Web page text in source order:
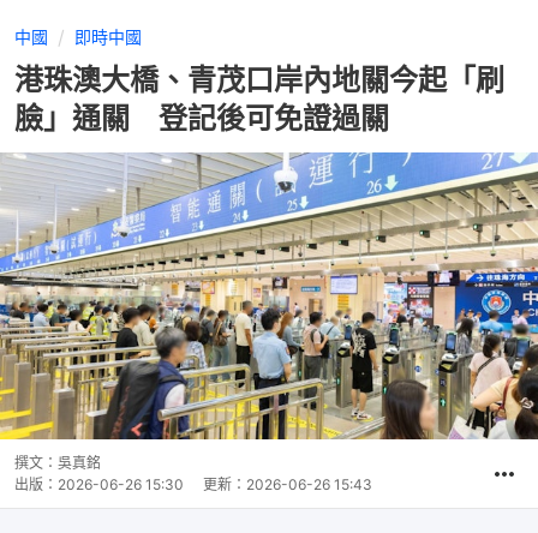
中國 即時中國
港珠澳大橋、青茂口岸內地關今起「刷
臉」通關 登記後可免證過關
撰文： 吳真銘
出版： 2026-06-26 15:30 更新： 2026-06-26 15:43